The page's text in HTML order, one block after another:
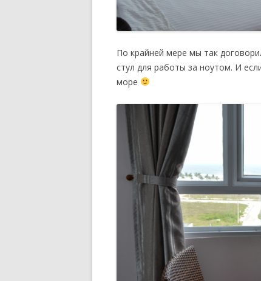
По крайней мере мы так
стул для работы за ноутом. И
море